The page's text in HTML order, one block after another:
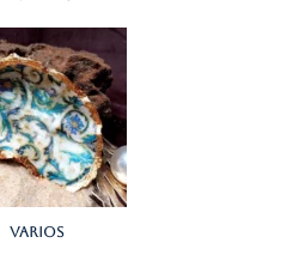
varios